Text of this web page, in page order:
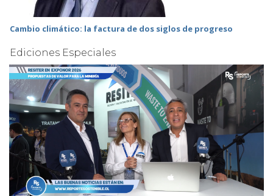
Cambio climático: la factura de dos siglos de progreso
Ediciones Especiales